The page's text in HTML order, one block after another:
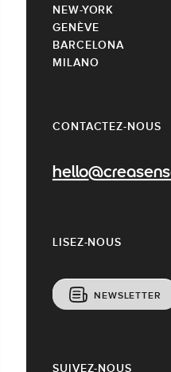
CONTACTEZ-NOUS
LISEZ-NOUS
NEWSLETTER
NEW-YORK
GENÈVE
BARCELONA
MILANO
SUIVEZ-NOUS